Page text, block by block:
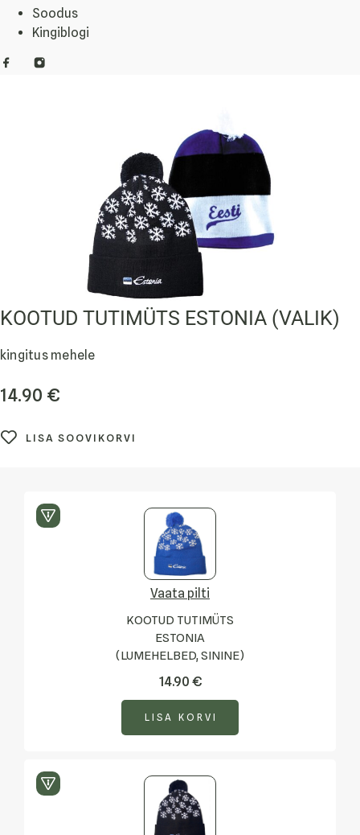
Soodus
Kingiblogi
KOOTUD TUTIMÜTS ESTONIA (VALIK)
kingitus mehele
14.90 €
LISA SOOVIKORVI
Vaata pilti
KOOTUD TUTIMÜTS
ESTONIA
(LUMEHELBED, SININE)
14.90 €
LISA KORVI